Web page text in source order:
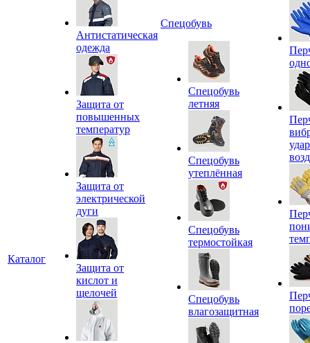
Каталог
Антистатическая
одежда
Защита от
повышенных
температур
Защита от
электрической
дуги
Защита от
кислот и
щелочей
Спецобувь
Спецобувь
летняя
Спецобувь
утеплённая
Спецобувь
термостойкая
Спецобувь
влагозащитная